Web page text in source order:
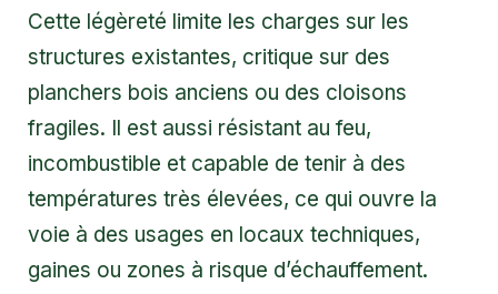
Cette légèreté limite les charges sur les
structures existantes, critique sur des
planchers bois anciens ou des cloisons
fragiles. Il est aussi résistant au feu,
incombustible et capable de tenir à des
températures très élevées, ce qui ouvre la
voie à des usages en locaux techniques,
gaines ou zones à risque d’échauffement.